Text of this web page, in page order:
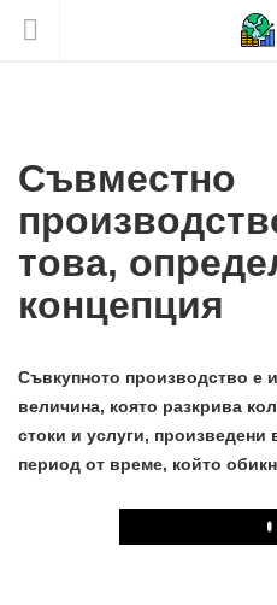
Съвместно
това,
концепция
Съвкупното производство е
величина, която разкрива
стоки и услуги, произведени
период от време, който